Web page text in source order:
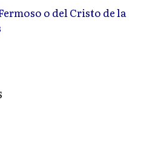
o del Cristo de la